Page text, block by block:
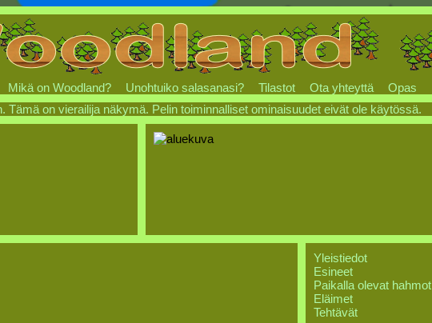
Mikä on Woodland? Unohtuiko salasanasi? Tilastot Ota yhteyttä
Opas
Tämä on vierailija näkymä. Pelin toiminnalliset ominaisuudet eivät ole käytössä.
Yleistiedot
Esineet
Paikalla olevat hahmot
Eläimet
Tehtävät